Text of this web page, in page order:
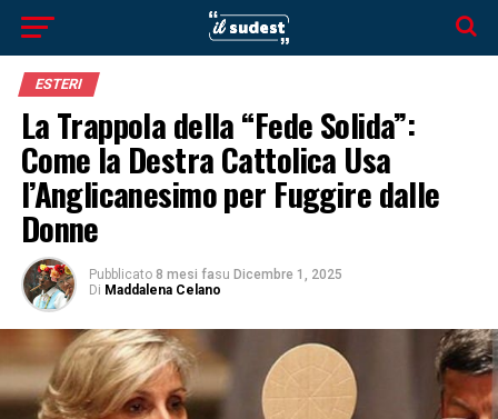
ESTERI
La Trappola della “Fede Solida”:
Come la Destra Cattolica Usa
l’Anglicanesimo per Fuggire dalle
Donne
Pubblicato 8 mesi fasu Dicembre 1, 2025
Di Maddalena Celano